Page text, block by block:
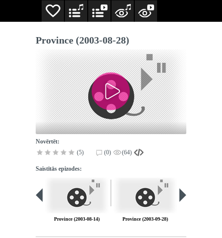
Province (2003-08-28)
Novērtēt:
(5)
(0) (64)
Saistītās epizodes:
Province (2003-08-14) Province (2003-09-28)